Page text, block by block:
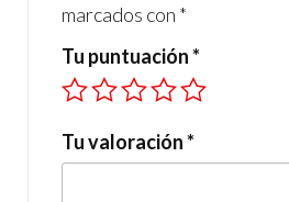
marcados con *
Tu puntuación*
Tu valoración*